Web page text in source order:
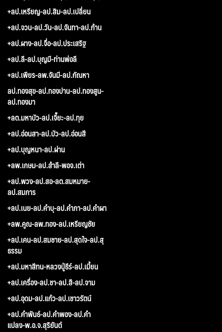
+ลป.เหรียญ-ลป.สิม-ลป.เปลี่ยน
+ลป.จวน-ลป.วัน-ลป.จันทา-ลป.ก้าน
+ลป.ผาง-ลป.จื่อ-ลป.ประเสริฐ
+ลป.ลี-ลป.บุญมี-ท่านพ่อลี
+ลป.เพียร-ลพ.จันมี-ลป.กัณหา
ลป.ทองสุข-ลป.ทองปาน-ลป.ทองสูน-
ลป.ทองมา
+ลต.มหาบัว-ลป.เจี๊ยะ-ลป.ทุย
+ลป.อ่อนสา-ลป.บัว-ลป.อ่อนสี
+ลป.บุญหนา-ลป.ผ่าน
+ลพ.เกษม-ลป.สำลี-พอจ.เต่า
+ลป.พวง-ลป.สอ-ลต.สมหมาย-
ลป.สมภาร
+ลป.เนย-ลป.คำบุ-ลป.คำภา-ลป.คำผา
+ลพ.คูณ-ลพ.ทอง-ลป.เหรียญชัย
+ลป.เคน-ลป.สมชาย-ลป.สุดใจ-ลป.สุ
ธรรม
+ลป.มหาสีทน-หลวงปู่ธีร์-ลป.เมี้ยน
+ลป.เครื่อง-ลป.ชา-ลป.สี-ลป.จาม
+ลป.อุดม-ลป.แก้ว-ลป.เชาวรัตน์
+ลป.คำพันธ์-ลป.คำพอง-ลป.คำ
แปลง-พ.อ.จ.สุริยันต์